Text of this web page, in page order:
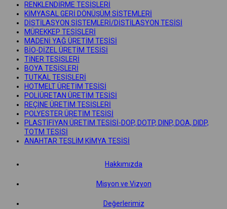
RENKLENDİRME TESİSLERİ
KİMYASAL GERİ DÖNÜŞÜM SİSTEMLERİ
DİSTİLASYON SİSTEMLERİ/DİSTİLASYON TESİSİ
MÜREKKEP TESİSLERİ
MADENİ YAĞ ÜRETİM TESİSİ
BİO-DİZEL ÜRETİM TESİSİ
TİNER TESİSLERİ
BOYA TESİSLERİ
TUTKAL TESİSLERİ
HOTMELT ÜRETİM TESİSİ
POLİÜRETAN ÜRETİM TESİSİ
REÇİNE ÜRETİM TESİSLERİ
POLYESTER ÜRETİM TESİSİ
PLASTİFİYAN ÜRETİM TESİSİ-DOP, DOTP, DINP, DOA, DIDP,
TOTM TESİSİ
ANAHTAR TESLİM KİMYA TESİSİ
Hakkımızda
Misyon ve Vizyon
Değerlerimiz